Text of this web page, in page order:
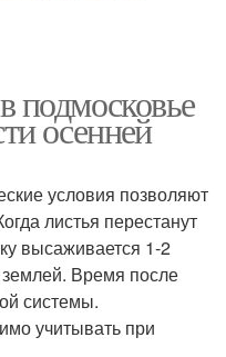
подмосковье
осенней
условия позволяют
листья перестанут
высаживается 1-2
Время после
системы.
учитывать при